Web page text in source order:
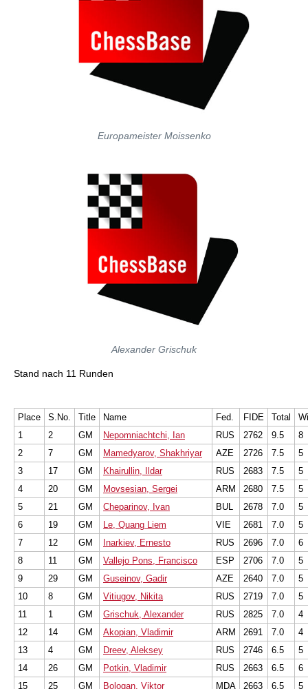
Europameister Moissenko
Alexander Grischuk
Stand nach 11 Runden
Place S.No. Title Name Fed. FIDE Total
1
2 GM Nepomniachtchi, Ian RUS 2762 9.5
8
2
7 GM Mamedyarov, Shakhriyar AZE 2726 7.5
5
3
17 GM Khairullin, Ildar RUS 2683 7.5
5
4
20 GM Movsesian, Sergei ARM 2680 7.5
5
5
21 GM Cheparinov, Ivan BUL 2678 7.0
5
6
19 GM Le, Quang Liem VIE 2681 7.0
5
7
12 GM Inarkiev, Ernesto RUS 2696 7.0
6
8
11 GM Vallejo Pons, Francisco ESP 2706 7.0
5
9
29 GM Guseinov, Gadir AZE 2640 7.0
5
10
8 GM Vitiugov, Nikita RUS 2719 7.0
5
11
1 GM Grischuk, Alexander RUS 2825 7.0
4
12
14 GM Akopian, Vladimir ARM 2691 7.0
4
13
4 GM Dreev, Aleksey RUS 2746 6.5
5
14
26 GM Potkin, Vladimir RUS 2663 6.5
6
15
25 GM Bologan, Viktor MDA 2663 6.5 5